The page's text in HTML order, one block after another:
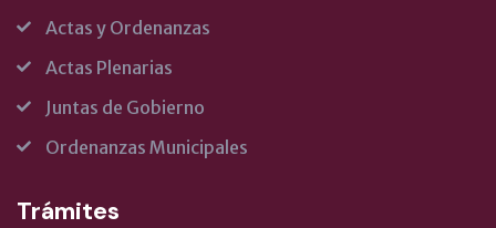
Actas y Ordenanzas
Actas Plenarias
Juntas de Gobierno
Ordenanzas Municipales
Trámites